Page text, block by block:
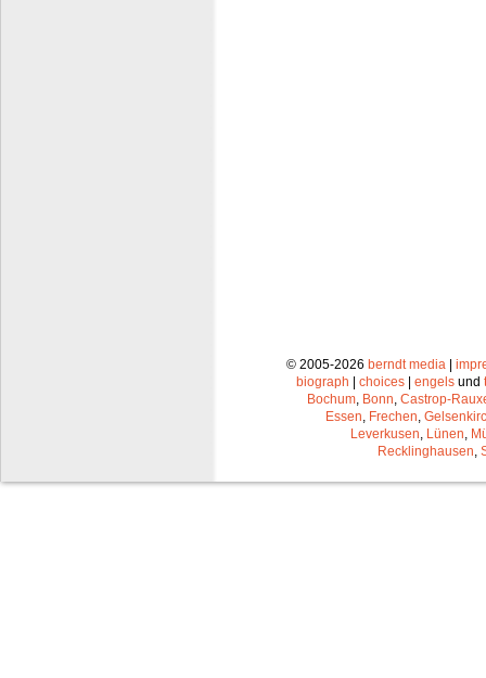
© 2005-2026 berndt media|
biograph
choices engels und
Bochum, Bonn, Castrop-
Essen, Frechen,
Leverkusen, Lünen,
Recklinghausen,